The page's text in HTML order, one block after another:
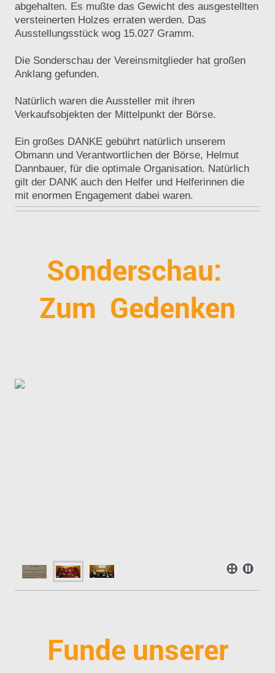
abgehalten. Es mußte das Gewicht des ausgestellten
versteinerten Holzes erraten werden. Das
Ausstellungsstück wog 15.027 Gramm.
Die Sonderschau der Vereinsmitglieder hat großen
Anklang gefunden.
Natürlich waren die Aussteller mit ihren
Verkaufsobjekten der Mittelpunkt der Börse.
Ein großes DANKE gebührt natürlich unserem
Obmann und Verantwortlichen der Börse, Helmut
Dannbauer, für die optimale Organisation. Natürlich
gilt der DANK auch den Helfer und Helferinnen die
mit enormen Engagement dabei waren.
Sonderschau:
Zum Gedenken
Funde unserer